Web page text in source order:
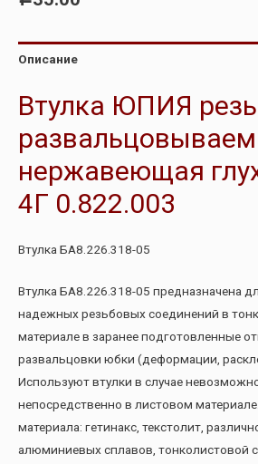
Описание
Втулка ЮПИЯ
нержавеющая
4Г 0.822.003
Втулка БА8.226.318-05
Втулка БА8.226.318-05 предназначена
надежных резьбовых соединений в
материале в заранее подготовленные
развальцовки юбки (деформации,
Используют втулки в случае
непосредственно в листовом
материала: гетинакс, текстолит,
алюминиевых сплавов, тонколистовой